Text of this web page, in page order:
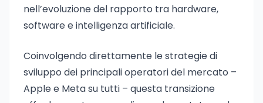
nell’evoluzione del rapporto tra hardware,
software e intelligenza artificiale.
Coinvolgendo direttamente le strategie di
sviluppo dei principali operatori del mercato –
Apple e Meta su tutti – questa transizione